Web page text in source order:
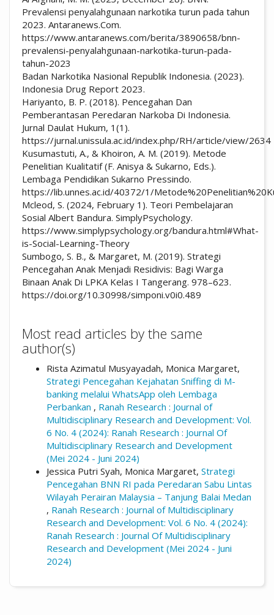
Prevalensi penyalahgunaan narkotika turun pada tahun
2023. Antaranews.Com.
https://www.antaranews.com/berita/3890658/bnn-
prevalensi-penyalahgunaan-narkotika-turun-pada-
tahun-2023
Badan Narkotika Nasional Republik Indonesia. (2023).
Indonesia Drug Report 2023.
Hariyanto, B. P. (2018). Pencegahan Dan
Pemberantasan Peredaran Narkoba Di Indonesia.
Jurnal Daulat Hukum, 1(1).
https://jurnal.unissula.ac.id/index.php/RH/article/view/2634
Kusumastuti, A., & Khoiron, A. M. (2019). Metode
Penelitian Kualitatif (F. Anisya & Sukarno, Eds.).
Lembaga Pendidikan Sukarno Pressindo.
https://lib.unnes.ac.id/40372/1/
Mcleod, S. (2024, February 1). Teori Pembelajaran
Sosial Albert Bandura. SimplyPsychology.
https://www.simplypsychology.org/bandura.html#What-
is-Social-Learning-Theory
Sumbogo, S. B., & Margaret, M. (2019). Strategi
Pencegahan Anak Menjadi Residivis: Bagi Warga
Binaan Anak Di LPKA Kelas I Tangerang. 978–623.
https://doi.org/10.30998/simponi.v0i0.489
Most read articles by the same
author(s)
Rista Azimatul Musyayadah, Monica Margaret,
Strategi Pencegahan Kejahatan Sniffing di M-
banking melalui WhatsApp oleh Lembaga
Perbankan , Ranah Research : Journal of
Multidisciplinary Research and Development: Vol.
6 No. 4 (2024): Ranah Research : Journal Of
Multidisciplinary Research and Development
(Mei 2024 - Juni 2024)
Jessica Putri Syah, Monica Margaret, Strategi
Pencegahan BNN RI pada Peredaran Sabu Lintas
Wilayah Perairan Malaysia – Tanjung Balai Medan
, Ranah Research : Journal of Multidisciplinary
Research and Development: Vol. 6 No. 4 (2024):
Ranah Research : Journal Of Multidisciplinary
Research and Development (Mei 2024 - Juni
2024)